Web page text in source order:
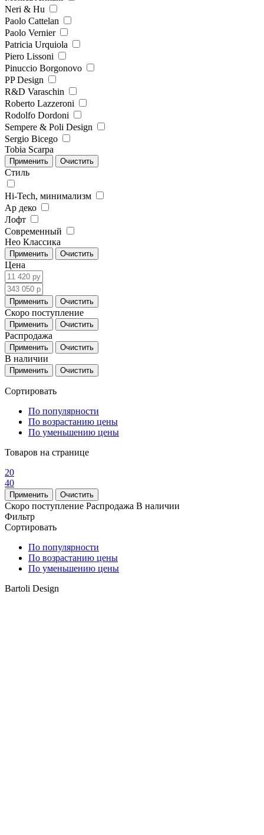
Neri & Hu
Paolo Cattelan
Paolo Vernier
Patricia Urquiola
Piero Lissoni
Pinuccio Borgonovo
PP Design
R&D Varaschin
Roberto Lazzeroni
Rodolfo Dordoni
Sempere & Poli Design
Sergio Bicego
Tobia Scarpa
Стиль
Hi-Tech, минимализм
Ар деко
Лофт
Современный
Нео Классика
Цена
Скоро поступление
Распродажа
В наличии
Сортировать
По популярности
По возрастанию цены
По уменьшению цены
Товаров на странице
20
40
Скоро поступление Распродажа В наличии
Фильтр
Сортировать
По популярности
По возрастанию цены
По уменьшению цены
Bartoli Design